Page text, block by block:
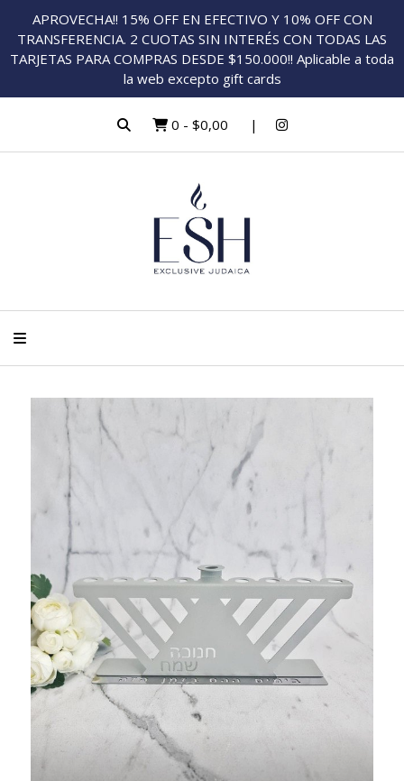
APROVECHA!! 15% OFF EN EFECTIVO Y 10% OFF CON
TRANSFERENCIA. 2 CUOTAS SIN INTERÉS CON TODAS LAS
TARJETAS PARA COMPRAS DESDE $150.000!! Aplicable a toda
la web excepto gift cards
0 - $0,00